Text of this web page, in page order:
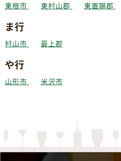
東根市 東村山郡 東置賜郡
ま行
村山市 最上郡
や行
山形市 米沢市